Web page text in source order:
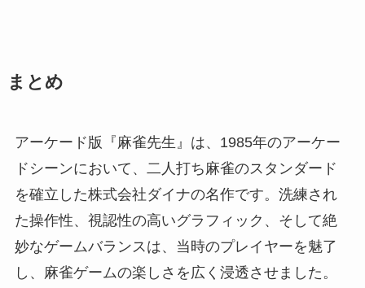
まとめ
アーケード版『麻雀先生』は、1985年のアーケー
ドシーンにおいて、二人打ち麻雀のスタンダード
を確立した株式会社ダイナの名作です。洗練され
た操作性、視認性の高いグラフィック、そして絶
妙なゲームバランスは、当時のプレイヤーを魅了
し、麻雀ゲームの楽しさを広く浸透させました。